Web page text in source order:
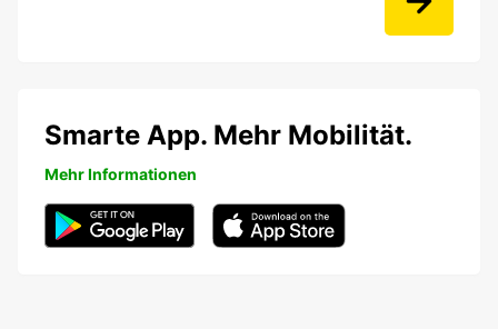
Smarte App. Mehr Mobilität.
Mehr Informationen